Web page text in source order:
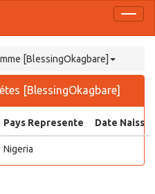
[BlessingOkagbare]
[BlessingOkagbare]
Pays Represente Date Naiss
Nigeria